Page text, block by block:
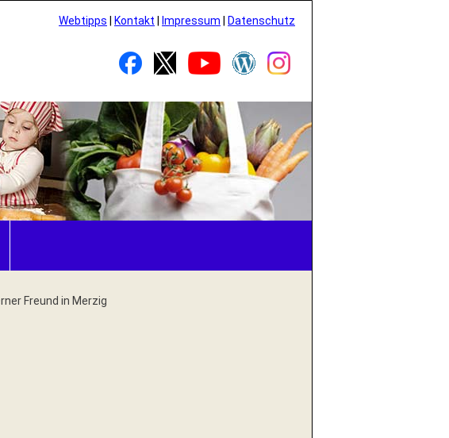
Webtipps Kontakt Impressum Datenschutz
Freund in Merzig